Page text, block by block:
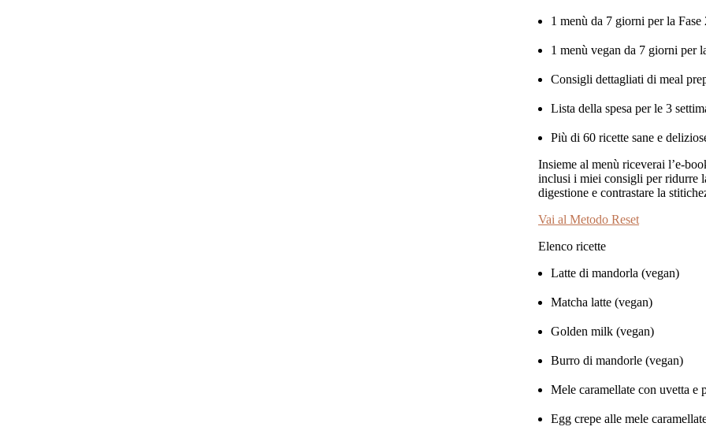
1 menù da 7 giorni per la Fase
1 menù vegan da 7 giorni per
Consigli dettagliati di meal
Lista della spesa per le 3
Più di 60 ricette sane e
Insieme al menù riceverai l’e-
inclusi i miei consigli per ridurre
digestione e contrastare la
Vai al Metodo Reset
Elenco ricette
Latte di mandorla (vegan)
Matcha latte (vegan)
Golden milk (vegan)
Burro di mandorle (vegan)
Mele caramellate con uvetta e
Egg crepe alle mele